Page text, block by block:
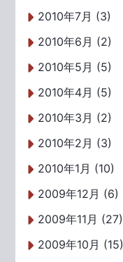
2010年7月 (3)
2010年6月 (2)
2010年5月 (5)
2010年4月 (5)
2010年3月 (2)
2010年2月 (3)
2010年1月 (10)
2009年12月 (6)
2009年11月 (27)
2009年10月 (15)